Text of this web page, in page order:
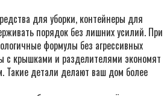
для уборки, контейнеры для
порядок без лишних усилий. При
формулы без агрессивных
с крышками и разделителями экономят
Такие детали делают ваш дом более